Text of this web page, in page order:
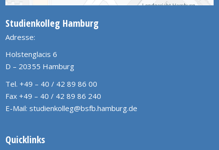
Studienkolleg Hamburg
Adresse:
Holstenglacis 6
D – 20355 Hamburg
Tel. +49 – 40 / 42 89 86 00
Fax +49 – 40 / 42 89 86 240
E-Mail: studienkolleg@bsfb.hamburg.de
Quicklinks